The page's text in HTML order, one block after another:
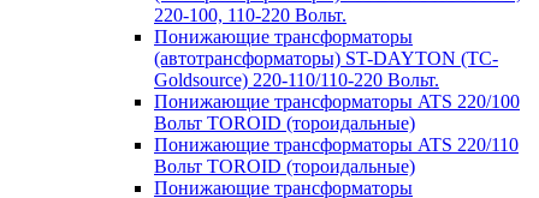
220-100, 110-220 Вольт.
Понижающие трансформаторы
(автотрансформаторы) ST-DAYTON (TC-
Goldsource) 220-110/110-220 Вольт.
Понижающие трансформаторы ATS 220/100
Вольт TOROID (тороидальные)
Понижающие трансформаторы ATS 220/110
Вольт TOROID (тороидальные)
Понижающие трансформаторы